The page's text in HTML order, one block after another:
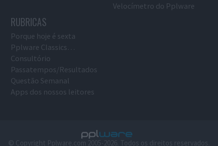
Velocímetro do Pplware
RUBRICAS
Porque hoje é sexta
Pplware Classics…
Consultório
Passatempos/Resultados
Questão Semanal
Apps dos nossos leitores
© Copyright Pplware.com 2005-2026. Todos os direitos reservados.